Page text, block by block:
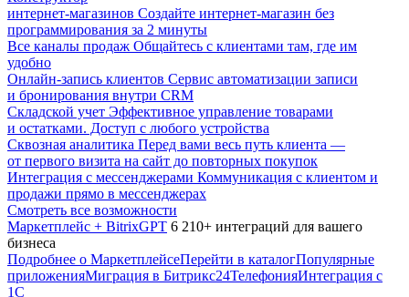
интернет-магазинов Создайте интернет-магазин без
программирования за 2 минуты
Все каналы продаж Общайтесь с клиентами там, где им
удобно
Онлайн-запись клиентов Сервис автоматизации записи
и бронирования внутри CRM
Складской учет Эффективное управление товарами
и остатками. Доступ с любого устройства
Сквозная аналитика Перед вами весь путь клиента —
от первого визита на сайт до повторных покупок
Интеграция с мессенджерами Коммуникация с клиентом и
продажи прямо в мессенджерах
Смотреть все возможности
Маркетплейс + BitrixGPT 6 210+ интеграций для вашего
бизнеса
Подробнее о МаркетплейсеПерейти в каталогПопулярные
приложенияМиграция в Битрикс24ТелефонияИнтеграция с
1С